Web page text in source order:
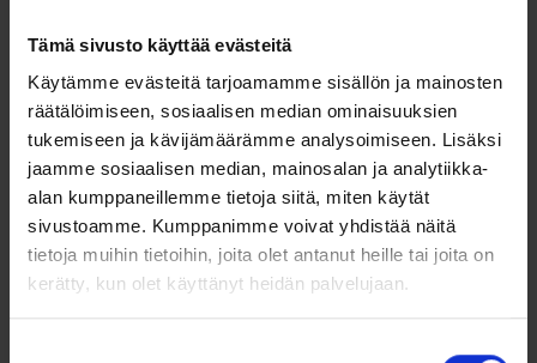
Tämä sivusto käyttää evästeitä
Käytämme evästeitä tarjoamamme sisällön ja mainosten
räätälöimiseen, sosiaalisen median ominaisuuksien
tukemiseen ja kävijämäärämme analysoimiseen. Lisäksi
jaamme sosiaalisen median, mainosalan ja analytiikka-
alan kumppaneillemme tietoja siitä, miten käytät
sivustoamme. Kumppanimme voivat yhdistää näitä
tietoja muihin tietoihin, joita olet antanut heille tai joita on
kerätty, kun olet käyttänyt heidän palvelujaan.
hintaan 99€.
Kaiverrus
Tee sormuksestasi entistäkin henkilökohtaisempi! Halutessasi
kaiverramme sormukseen valitsemasi tekstin täysin
veloituksetta. Tämä pieni yksityiskohta tekee sormuksesta
ainutlaatuisen ja ikimuistoisen.
Sormuksen saatavuus ja toimitusaika
Tämä sormus valmistetaan tilauksesta juuri sinua